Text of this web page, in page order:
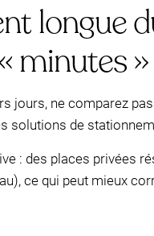
longue
minutes »
jours, ne comparez
solutions de
: des places privées
ce qui peut mieux